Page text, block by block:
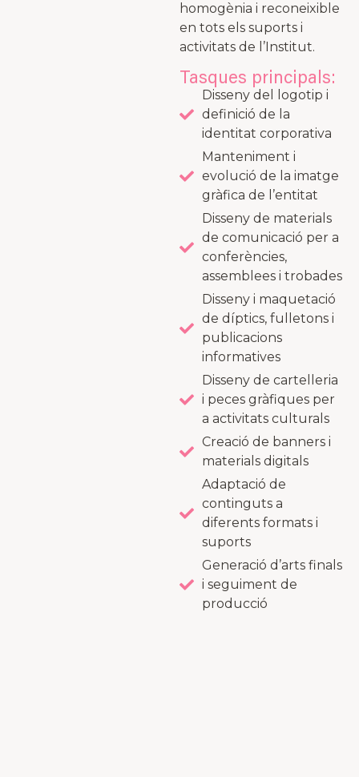
homogènia i reconeixible
en tots els suports i
activitats de l’Institut.
Tasques principals:
Disseny del logotip i
definició de la
identitat corporativa
Manteniment i
evolució de la imatge
gràfica de l’entitat
Disseny de materials
de comunicació per a
conferències,
assemblees i trobades
Disseny i maquetació
de díptics, fulletons i
publicacions
informatives
Disseny de cartelleria
i peces gràfiques per
a activitats culturals
Creació de banners i
materials digitals
Adaptació de
continguts a
diferents formats i
suports
Generació d’arts finals
i seguiment de
producció